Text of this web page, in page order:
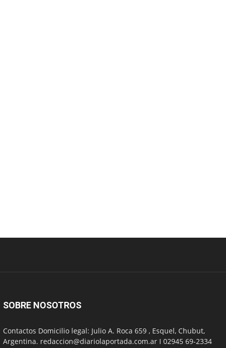
SOBRE NOSOTROS
Contactos Domicilio legal: Julio A. Roca 659 , Esquel, Chubut,
Argentina. redaccion@diariolaportada.com.ar I 02945 69-2334